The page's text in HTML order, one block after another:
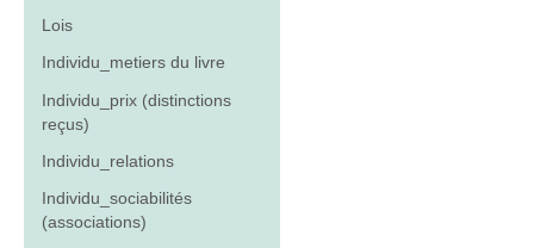
Lois
Individu_metiers du livre
Individu_prix (distinctions
reçus)
Individu_relations
Individu_sociabilités
(associations)